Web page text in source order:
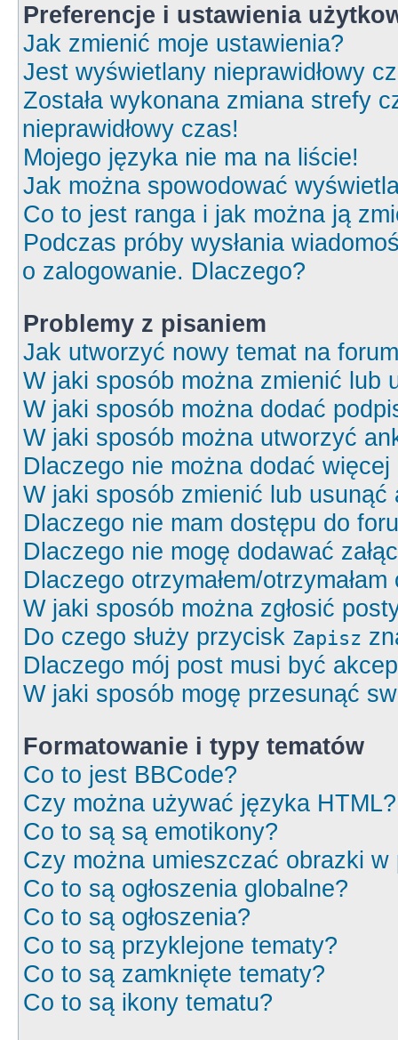
Preferencje i ustawienia
Jak zmienić moje ustawienia?
Jest wyświetlany nieprawidłowy
Została wykonana zmiana strefy
nieprawidłowy czas!
Mojego języka nie ma na liście!
Jak można spowodować
Co to jest ranga i jak można ją
Podczas próby wysłania
o zalogowanie. Dlaczego?
Problemy z pisaniem
Jak utworzyć nowy temat na
W jaki sposób można zmienić lub
W jaki sposób można dodać
W jaki sposób można utworzyć
Dlaczego nie można dodać
W jaki sposób zmienić lub usunąć
Dlaczego nie mam dostępu do
Dlaczego nie mogę dodawać
Dlaczego otrzymałem/
W jaki sposób można zgłosić
Do czego służy przycisk Zapisz
Dlaczego mój post musi być
W jaki sposób mogę przesunąć
Formatowanie i typy tematów
Co to jest BBCode?
Czy można używać języka HTML?
Co to są są emotikony?
Czy można umieszczać obrazki w
Co to są ogłoszenia globalne?
Co to są ogłoszenia?
Co to są przyklejone tematy?
Co to są zamknięte tematy?
Co to są ikony tematu?